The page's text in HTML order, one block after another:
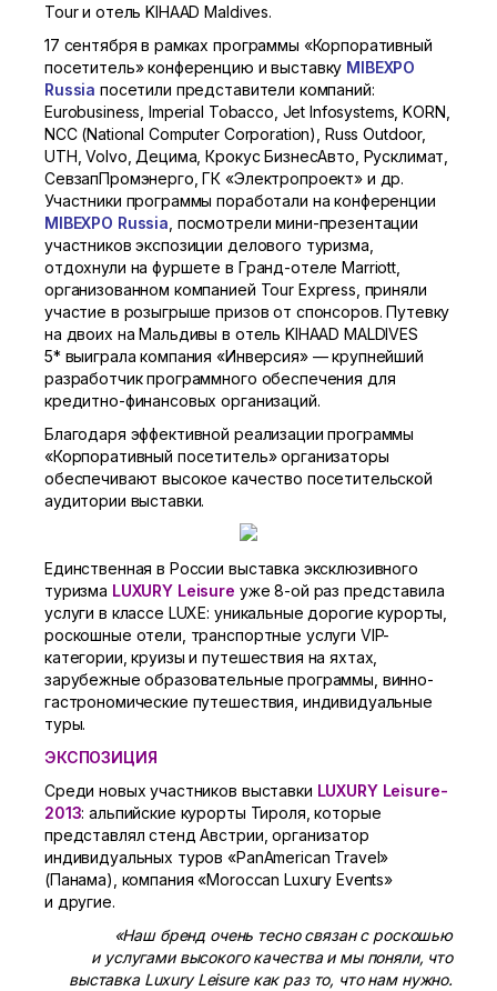
Tour и отель KIHAAD Maldives.
17 сентября в рамках программы «Корпоративный
посетитель» конференцию и выставку MIBEXPO
Russia посетили представители компаний:
Eurobusiness, Imperial Tobacco, Jet Infosystems, KORN,
NCC (National Computer Corporation), Russ Outdoor,
UTH, Volvo, Децима, Крокус БизнесАвто, Русклимат,
СевзапПромэнерго, ГК «Электропроект» и др.
Участники программы поработали на конференции
MIBEXPO Russia , посмотрели мини-презентации
участников экспозиции делового туризма,
отдохнули на фуршете в Гранд-отеле Marriott,
организованном компанией Tour Express, приняли
участие в розыгрыше призов от спонсоров. Путевку
на двоих на Мальдивы в отель KIHAAD MALDIVES
5* выиграла компания «Инверсия» — крупнейший
разработчик программного обеспечения для
кредитно-финансовых организаций.
Благодаря эффективной реализации программы
«Корпоративный посетитель» организаторы
обеспечивают высокое качество посетительской
аудитории выставки.
Единственная в России выставка эксклюзивного
туризма LUXURY Leisure уже8-ой раз представила
услуги в классе LUXE: уникальные дорогие курорты,
роскошные отели, транспортные услуги VIP-
категории, круизы и путешествия на яхтах,
зарубежные образовательные программы, винно-
гастрономические путешествия, индивидуальные
туры.
ЭКСПОЗИЦИЯ
Среди новых участников выставки LUXURY Leisure-
2013: альпийские курорты Тироля, которые
представлял стенд Австрии, организатор
индивидуальных туров «PanAmerican Travel»
(Панама), компания «Moroccan Luxury Events»
и другие.
«Наш бренд очень тесно связан с роскошью
и услугами высокого качества и мы поняли, что
выставка Luxury Leisure как раз то, что нам нужно.